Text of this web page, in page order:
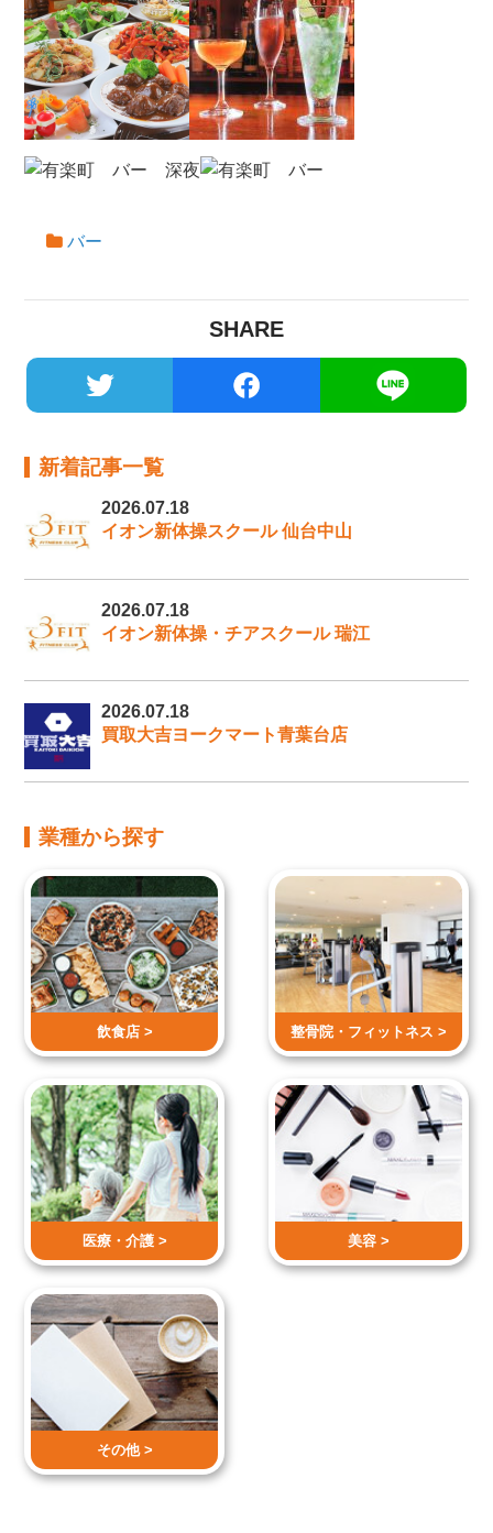
バー
SHARE
新着記事一覧
2026.07.18
イオン新体操スクール 仙台中山
2026.07.18
イオン新体操・チアスクール 瑞江
2026.07.18
買取大吉ヨークマート青葉台店
業種から探す
飲食店 > 整骨院・ フィットネス >
医療・介護 > 美容 >
その他 >